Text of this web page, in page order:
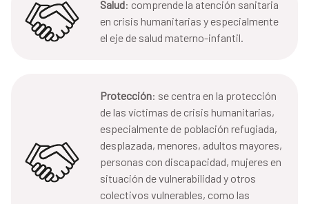
Salud: comprende la atención sanitaria
en crisis humanitarias y especialmente
el eje de salud materno-infantil.
Protección: se centra en la protección
de las víctimas de crisis humanitarias,
especialmente de población refugiada,
desplazada, menores, adultos mayores,
personas con discapacidad, mujeres en
situación de vulnerabilidad y otros
colectivos vulnerables, como las